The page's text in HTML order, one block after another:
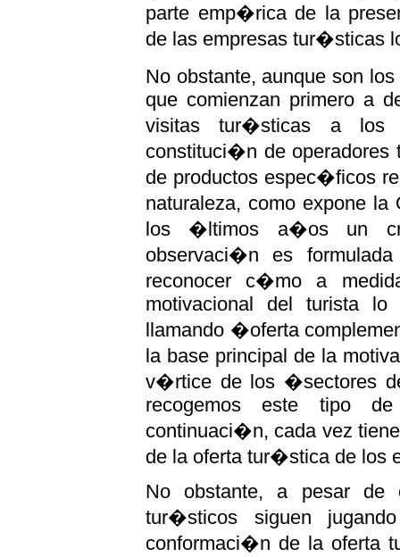
parte emp�rica de la
de las empresas tur�sticas
No obstante, aunque son
que comienzan primero a
visitas tur�sticas a los
constituci�n de operadores
de productos espec�ficos
naturaleza, como expone
los �ltimos a�os un
observaci�n es
reconocer c�mo a
motivacional del turista
llamando �oferta
la base principal de la
v�rtice de los �sectores
recogemos este tipo
continuaci�n, cada vez
de la oferta tur�stica de los
No obstante, a pesar de
tur�sticos siguen
conformaci�n de la oferta